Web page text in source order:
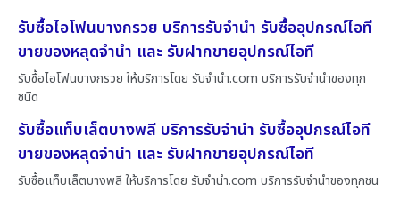
รับซื้อไอโฟนบางกรวย บริการรับจำนำ รับซื้ออุปกรณ์ไอที
ขายของหลุดจำนำ และ รับฝากขายอุปกรณ์ไอที
รับซื้อไอโฟนบางกรวย ให้บริการโดย รับจํานํา.com บริการรับจำนำของทุก
ชนิด
รับซื้อแท็บเล็ตบางพลี บริการรับจำนำ รับซื้ออุปกรณ์ไอที
ขายของหลุดจำนำ และ รับฝากขายอุปกรณ์ไอที
รับซื้อแท็บเล็ตบางพลี ให้บริการโดย รับจํานํา.com บริการรับจำนำของทุกชน